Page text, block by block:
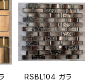
RSBL104 ガラ